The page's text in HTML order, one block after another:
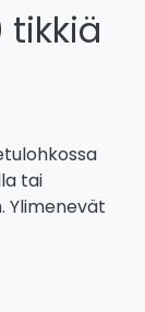
tikkiä
tai
Ylimenevät